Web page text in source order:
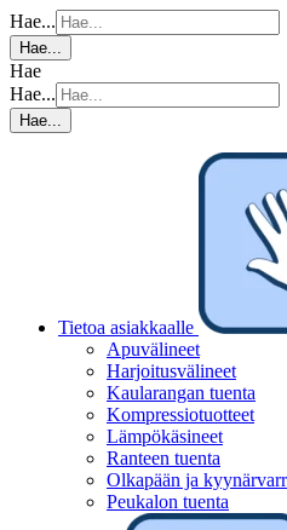
Hae...
Hae...
Hae
Hae...
Hae...
Tietoa asiakkaalle
Apuvälineet
Harjoitusvälineet
Kaularangan tuenta
Kompressiotuotteet
Lämpökäsineet
Ranteen tuenta
Olkapään ja
Peukalon tuenta